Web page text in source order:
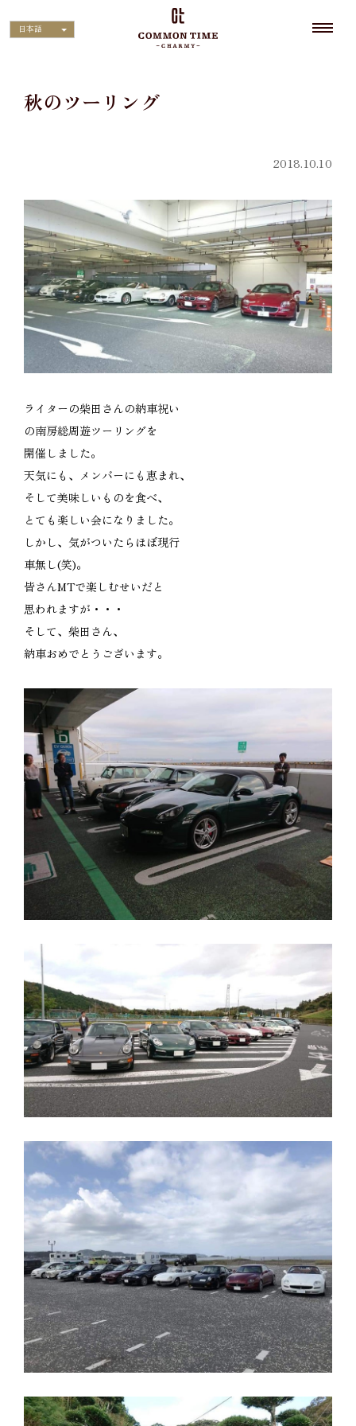
日本語
秋のツーリング
2018.10.10
ライターの柴田さんの納車祝い
の南房総周遊ツーリングを
開催しました。
天気にも、メンバーにも恵まれ、
そして美味しいものを食べ、
とても楽しい会になりました。
しかし、気がついたらほぼ現行
車無し(笑)。
皆さんMTで楽しむせいだと
思われますが・・・
そして、柴田さん、
納車おめでとうございます。